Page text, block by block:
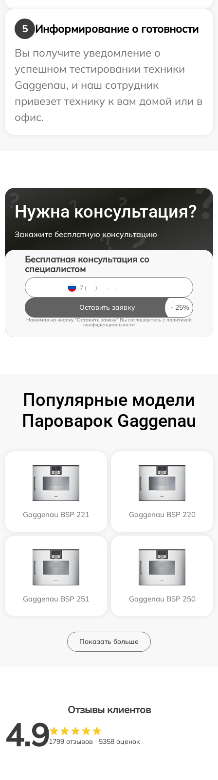
5
Информирование о готовности
Вы получите уведомление о
успешном тестировании техники
Gaggenau, и наш сотрудник
привезет технику к вам домой или в
офис.
Нужна консультация?
Закажите бесплатную консультацию
Бесплатная консультация со
специалистом
Оставить заявку
Нажимая на кнопку "Оставить заявку" Вы соглашаетесь c политикой
конфиденциальности
Популярные модели
Пароварок Gaggenau
Gaggenau BSP 221 Gaggenau BSP 220
Gaggenau BSP 251 Gaggenau BSP 250
Показать больше
Отзывы клиентов
4.91799 отзывов 5358 оценок